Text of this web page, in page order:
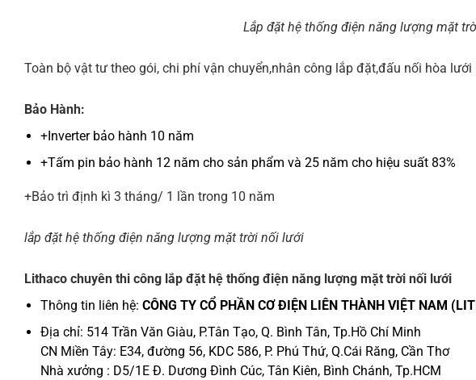
Lắp đặt hệ thống điện năng lượng mặt
Toàn bộ vật tư theo gói, chi phí vận chuyển,nhân công lắp đặt,đấu nối hòa lưới
Bảo Hành:
+Inverter bảo hành 10 năm
+Tấm pin bảo hành 12 năm cho sản phẩm và 25 năm cho hiệu suất 83%
+Bảo trì định kì 3 tháng/ 1 lần trong 10 năm
lắp đặt hệ thống điện năng lượng mặt trời nối lưới
Lithaco chuyên thi công lắp đặt hệ thống điện năng lượng mặt trời nối lưới
Thông tin liên hệ: CÔNG TY CỔ PHẦN CƠ ĐIỆN LIÊN THÀNH VIỆT NAM
Địa chỉ: 514 Trần Văn Giàu, P.Tân Tạo, Q. Bình Tân, Tp.Hồ Chí Minh
CN Miền Tây: E34, đường 56, KDC 586, P. Phú Thứ, Q.Cái Răng, Cần Thơ
Nhà xưởng : D5/1E Đ. Dương Đình Cúc, Tân Kiên, Bình Chánh, Tp.HCM